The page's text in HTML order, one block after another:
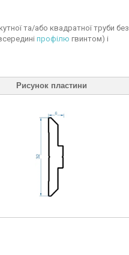
та/або квадратної труби без
профілю гвинтом) і
Рисунок пластини